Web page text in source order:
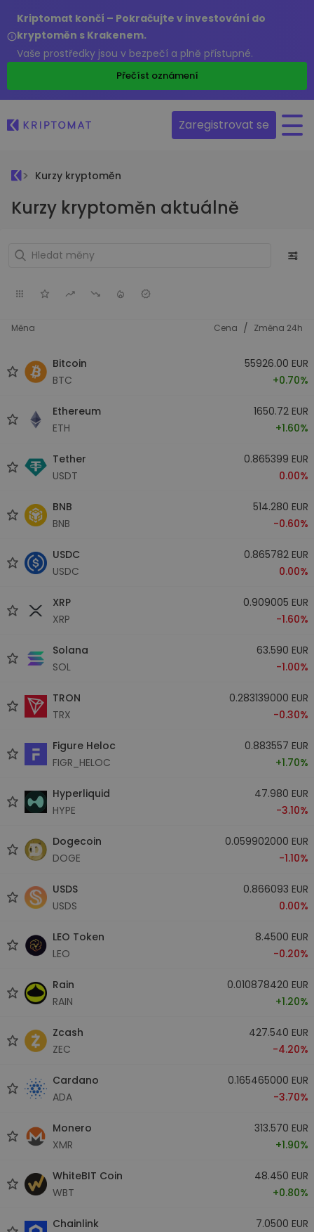
Kriptomat končí – Pokračujte v investování do
kryptoměn s Krakenem.
Vaše prostředky jsou v bezpečí a plně přístupné.
Přečíst oznámení
Zaregistrovat se
Kurzy kryptoměn
Kurzy kryptoměn aktuálně
Měna Cena / Změna 24h
Bitcoin
BTC
55926.00 EUR
+0.70%
Ethereum
ETH
1650.72 EUR
+1.60%
Tether
USDT
0.865399 EUR
0.00%
BNB
BNB
514.280 EUR
-0.60%
USDC
USDC
0.865782 EUR
0.00%
XRP
XRP
0.909005 EUR
-1.60%
Solana
SOL
63.590 EUR
-1.00%
TRON
TRX
0.283139000 EUR
-0.30%
Figure Heloc
FIGR_HELOC
0.883557 EUR
+1.70%
Hyperliquid
HYPE
47.980 EUR
-3.10%
Dogecoin
DOGE
0.059902000 EUR
-1.10%
USDS
USDS
0.866093 EUR
0.00%
LEO Token
LEO
8.4500 EUR
-0.20%
Rain
RAIN
0.010878420 EUR
+1.20%
Zcash
ZEC
427.540 EUR
-4.20%
Cardano
ADA
0.165465000 EUR
-3.70%
Monero
XMR
313.570 EUR
+1.90%
WhiteBIT Coin
WBT
48.450 EUR
+0.80%
Chainlink
7.0500 EUR